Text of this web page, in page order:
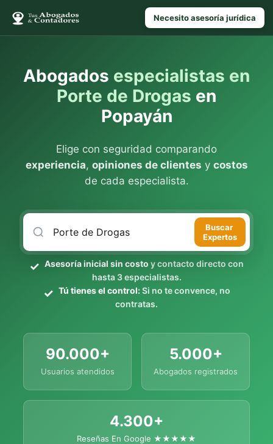
Necesito asesoría jurídica
Abogados especialistas en
Porte de Drogas en
Popayán
Elige con seguridad comparando
experiencia, opiniones de clientes y costos
de cada especialista.
Buscar
Expertos
Asesoría inicial sin costo y contacto directo con
hasta 3 especialistas.
Tú tienes el control:Si no te convence, no
contratas.
90.000+
Usuarios atendidos
5.000+
Abogados registrados
4.300+
Reseñas En Google ★★★★★